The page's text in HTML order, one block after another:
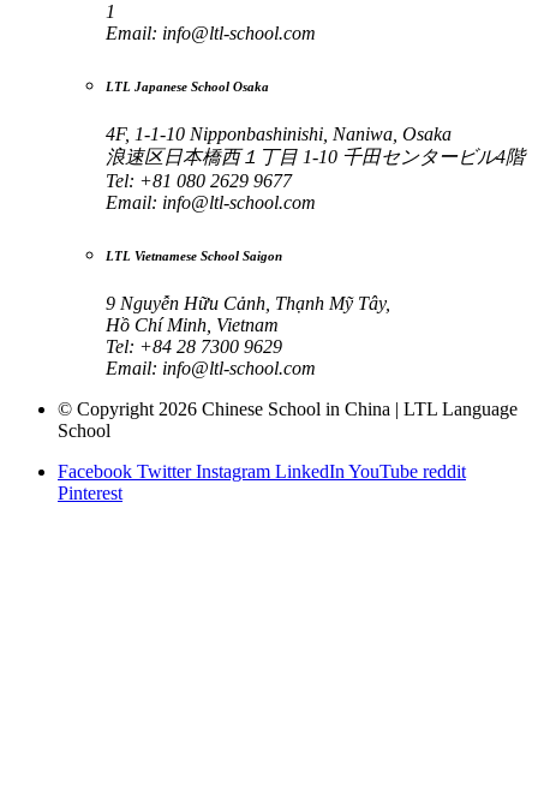
1
Email: info@ltl-school.com
LTL Japanese School Osaka
4F, 1-1-10 Nipponbashinishi, Naniwa, Osaka
浪速区日本橋西１丁目 1-10 千田センタービル4階
Tel: +81 080 2629 9677
Email: info@ltl-school.com
LTL Vietnamese School Saigon
9 Nguyễn Hữu Cảnh, Thạnh Mỹ Tây,
Hồ Chí Minh, Vietnam
Tel: +84 28 7300 9629
Email: info@ltl-school.com
© Copyright 2026 Chinese School in China | LTL Language
School
Facebook TwitterInstagram LinkedIn YouTube reddit
Pinterest